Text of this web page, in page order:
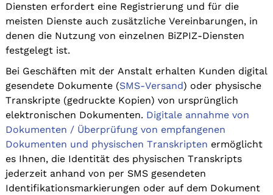
Diensten erfordert eine Registrierung und für die
meisten Dienste auch zusätzliche Vereinbarungen, in
denen die Nutzung von einzelnen BiZPIZ-Diensten
festgelegt ist.
Bei Geschäften mit der Anstalt erhalten Kunden digital
gesendete Dokumente (SMS-Versand) oder physische
Transkripte (gedruckte Kopien) von ursprünglich
elektronischen Dokumenten. Digitale annahme von
Dokumenten / Überprüfung von empfangenen
Dokumenten und physischen Transkripten ermöglicht
es Ihnen, die Identität des physischen Transkripts
jederzeit anhand von per SMS gesendeten
Identifikationsmarkierungen oder auf dem Dokument